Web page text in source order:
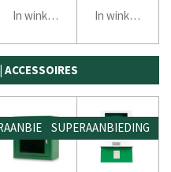
In winkelwagen In winkelwagen
SUPERAANBIEDING